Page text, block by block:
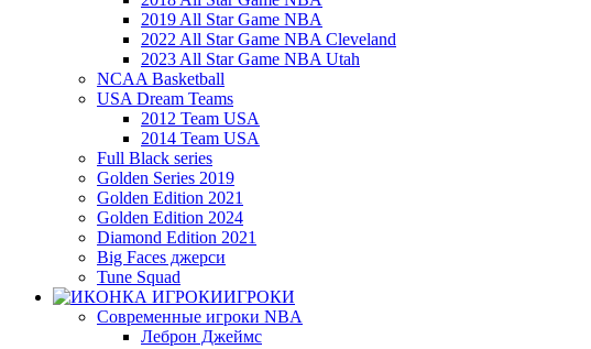
2019 All Star Game NBA
2022 All Star Game NBA Cleveland
2023 All Star Game NBA Utah
NCAA Basketball
USA Dream Teams
2012 Team USA
2014 Team USA
Full Black series
Golden Series 2019
Golden Edition 2021
Golden Edition 2024
Diamond Edition 2021
Big Faces джерси
Tune Squad
ИГРОКИ
Современные игроки NBA
Леброн Джеймс